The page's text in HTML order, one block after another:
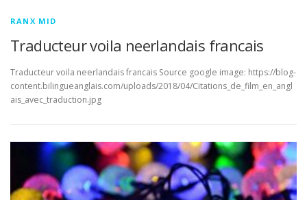
RANX MID
Traducteur voila neerlandais francais
Traducteur voila neerlandais francais Source google image: https://blog-
content.bilingueanglais.com/uploads/2018/04/Citations_de_film_en_angl
ais_avec_traduction.jpg